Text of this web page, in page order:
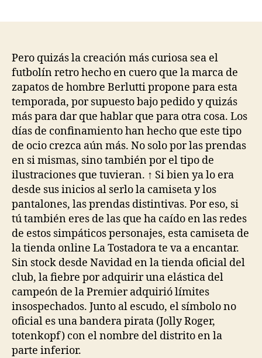
Pero quizás la creación más curiosa sea el
futbolín retro hecho en cuero que la marca de
zapatos de hombre Berlutti propone para esta
temporada, por supuesto bajo pedido y quizás
más para dar que hablar que para otra cosa. Los
días de confinamiento han hecho que este tipo
de ocio crezca aún más. No solo por las prendas
en si mismas, sino también por el tipo de
ilustraciones que tuvieran. ↑ Si bien ya lo era
desde sus inicios al serlo la camiseta y los
pantalones, las prendas distintivas. Por eso, si
tú también eres de las que ha caído en las redes
de estos simpáticos personajes, esta camiseta de
la tienda online La Tostadora te va a encantar.
Sin stock desde Navidad en la tienda oficial del
club, la fiebre por adquirir una elástica del
campeón de la Premier adquirió límites
insospechados. Junto al escudo, el símbolo no
oficial es una bandera pirata (Jolly Roger,
totenkopf) con el nombre del distrito en la
parte inferior.